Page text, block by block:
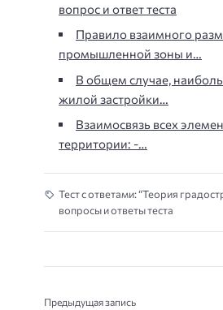
вопрос и ответ теста
Правило взаимного
промышленной зоны и…
В общем случае,
жилой застройки…
Взаимосвязь всех
территории: -…
Тест с ответами: “Теория
вопросы и ответы теста
Предыдущая запись